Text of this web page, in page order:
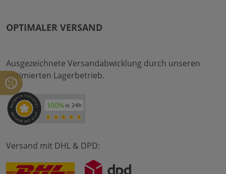
OPTIMALER VERSAND
Ausgezeichnete Versandabwicklung durch unseren
optimierten Lagerbetrieb.
Versand mit DHL & DPD: